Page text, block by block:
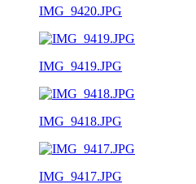
IMG_9420.JPG
IMG_9419.JPG
IMG_9418.JPG
IMG_9417.JPG